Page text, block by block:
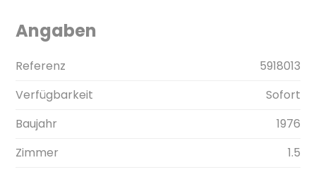
Angaben
Referenz
5918013
Verfügbarkeit
Sofort
Baujahr
1976
Zimmer
1.5